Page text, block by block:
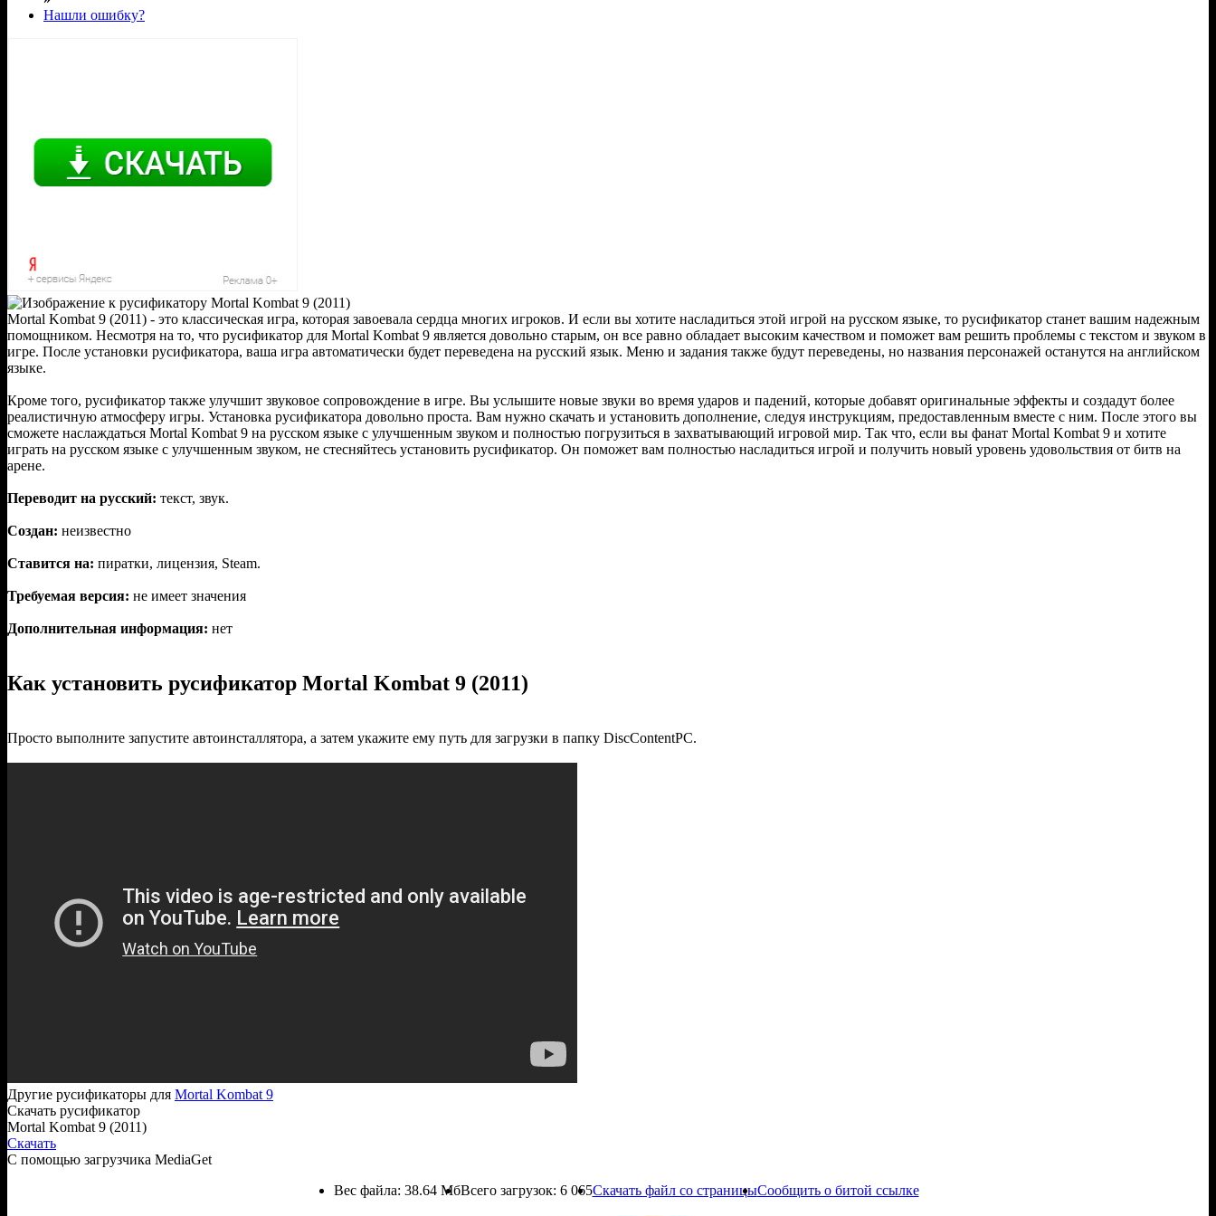
Нашли ошибку?
Mortal Kombat 9 (2011) - это классическая игра, которая завоевала сердца многих игроков. И если вы хотите насладиться этой игрой на русском языке, то русификатор станет вашим надежным
помощником. Несмотря на то, что русификатор для Mortal Kombat 9 является довольно старым, он все равно обладает высоким качеством и поможет вам решить проблемы с текстом и звуком в
игре. После установки русификатора, ваша игра автоматически будет переведена на русский язык. Меню и задания также будут переведены, но названия персонажей останутся на английском
языке.
Кроме того, русификатор также улучшит звуковое сопровождение в игре. Вы услышите новые звуки во время ударов и падений, которые добавят оригинальные эффекты и создадут более
реалистичную атмосферу игры. Установка русификатора довольно проста. Вам нужно скачать и установить дополнение, следуя инструкциям, предоставленным вместе с ним. После этого вы
сможете наслаждаться Mortal Kombat 9 на русском языке с улучшенным звуком и полностью погрузиться в захватывающий игровой мир. Так что, если вы фанат Mortal Kombat 9 и хотите
играть на русском языке с улучшенным звуком, не стесняйтесь установить русификатор. Он поможет вам полностью насладиться игрой и получить новый уровень удовольствия от битв на
арене.
Переводит на русский: текст, звук.
Создан: неизвестно
Ставится на: пиратки, лицензия, Steam.
Требуемая версия: не имеет значения
Дополнительная информация: нет
Как установить русификатор Mortal Kombat 9 (2011)
Просто выполните запустите автоинсталлятора, а затем укажите ему путь для загрузки в папку DiscContentPC.
Другие русификаторы для Mortal Kombat 9
Скачать русификатор
Mortal Kombat 9 (2011)
Скачать
С помощью загрузчика MediaGet
Вес файла: 38.64 МбВсего загрузок: 6 065Скачать файл со страницыСообщить о битой ссылке